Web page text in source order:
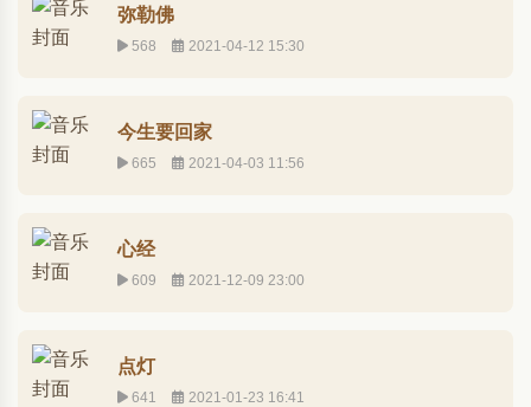
弥勒佛
568 2021-04-12 15:30
今生要回家
665 2021-04-03 11:56
心经
609 2021-12-09 23:00
点灯
641 2021-01-23 16:41